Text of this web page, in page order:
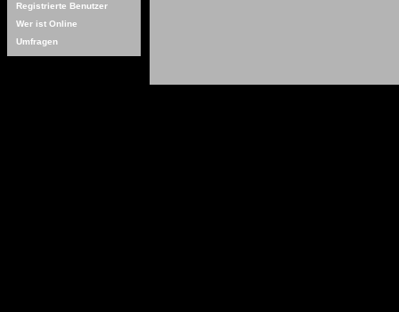
Registrierte Benutzer
Wer ist Online
Umfragen